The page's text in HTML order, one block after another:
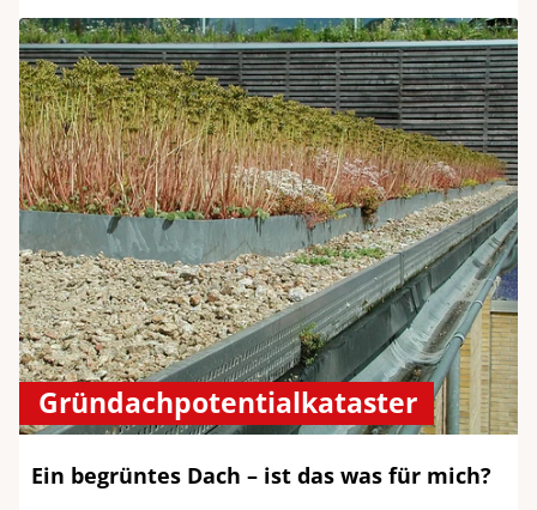
Gründachpotentialkataster
Ein begrüntes Dach – ist das was für mich?